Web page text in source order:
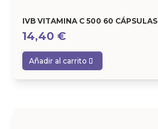
IVB VITAMINA C 500 60 CÁPSULAS
14,40€
Añadir al carrito